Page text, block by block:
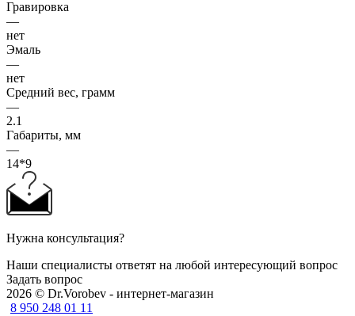
Гравировка
—
нет
Эмаль
—
нет
Средний вес, грамм
—
2.1
Габариты, мм
—
14*9
Нужна консультация?
Наши специалисты ответят на любой интересующий вопрос
Задать вопрос
2026 © Dr.Vorobev - интернет-магазин
8 950 248 01 11